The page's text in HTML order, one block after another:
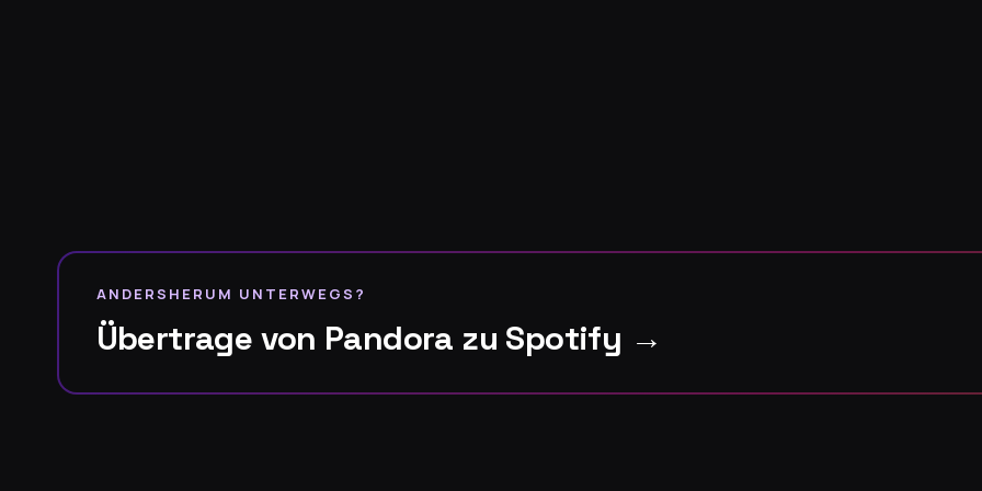
ANDERSHERUM UNTERWEGS?
Übertrage von Pandora zu Spotify →